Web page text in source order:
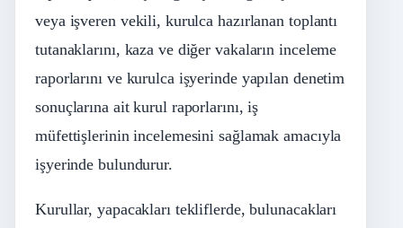
veya işveren vekili, kurulca hazırlanan toplantı
tutanaklarını, kaza ve diğer vakaların inceleme
raporlarını ve kurulca işyerinde yapılan denetim
sonuçlarına ait kurul raporlarını, iş
müfettişlerinin incelemesini sağlamak amacıyla
işyerinde bulundurur.
Kurullar, yapacakları tekliflerde, bulunacakları